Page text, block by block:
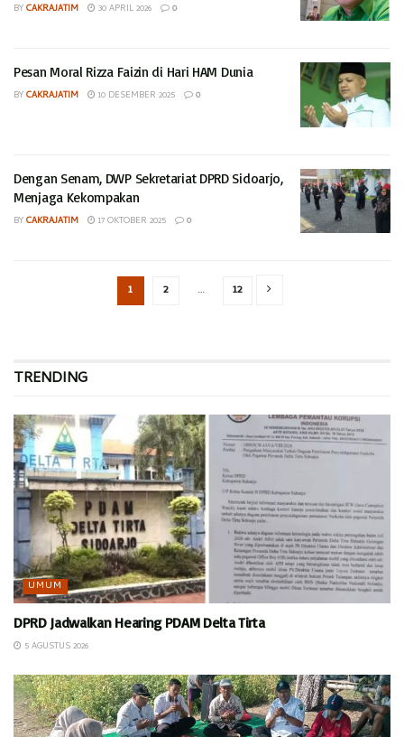
BYCAKRAJATIM 30 APRIL 2026 0
Pesan Moral Rizza Faizin di Hari HAM Dunia
BYCAKRAJATIM 10 DESEMBER 2025 0
Dengan Senam, DWP Sekretariat DPRD Sidoarjo,
Menjaga Kekompakan
BYCAKRAJATIM 17 OKTOBER 2025 0
1 2 … 12
TRENDING
UMUM
DPRD Jadwalkan Hearing PDAM Delta Tirta
5 AGUSTUS 2026